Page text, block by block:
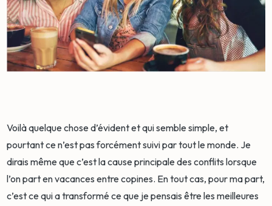
Voilà quelque chose d’évident et qui semble simple, et
pourtant ce n’est pas forcément suivi par tout le monde. Je
dirais même que c’est la cause principale des conflits lorsque
l’on part en vacances entre copines. En tout cas, pour ma part,
c’est ce qui a transformé ce que je pensais être les meilleures